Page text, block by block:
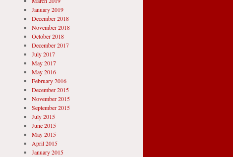
January 2019
December 2018
November 2018
October 2018
December 2017
July 2017
May 2017
May 2016
February 2016
December 2015
November 2015
September 2015
July 2015
June 2015
May 2015
April 2015
January 2015